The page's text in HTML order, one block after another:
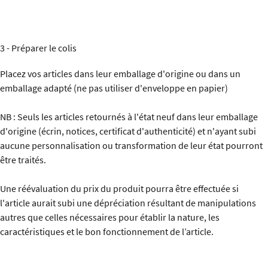
3 - Préparer le colis
Placez vos articles dans leur emballage d'origine ou dans un
emballage adapté (ne pas utiliser d'enveloppe en papier)
NB : Seuls les articles retournés à l'état neuf dans leur emballage
d'origine (écrin, notices, certificat d'authenticité) et n'ayant subi
aucune personnalisation ou transformation de leur état pourront
être traités.
Une réévaluation du prix du produit pourra être effectuée si
l'article aurait subi une dépréciation résultant de manipulations
autres que celles nécessaires pour établir la nature, les
caractéristiques et le bon fonctionnement de l’article.